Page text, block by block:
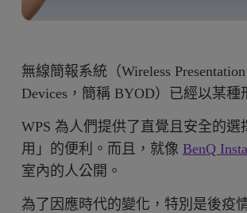
無線簡報系統（Wireless
Devices，簡稱 BYOD）已經以某種
WPS 為人們提供了直覺且安全的
用」的便利。而且，就像 BenQ
室內的人公開。
為了因應時代的變化，特別是後疫